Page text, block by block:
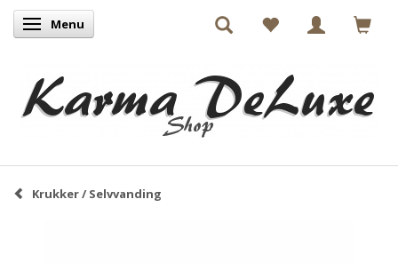
Skifte navigation
Menu
Krukker / Selvvanding